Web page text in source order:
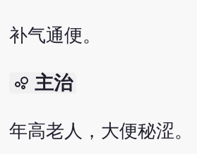
补气通便。
bubble_chart 主治
年高老人，大便秘涩。